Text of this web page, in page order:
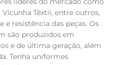
Vicunha Têxtil, entre outros,
e resistência das peças. Os
são produzidos em
e de última geração, além
Tenha uniformes